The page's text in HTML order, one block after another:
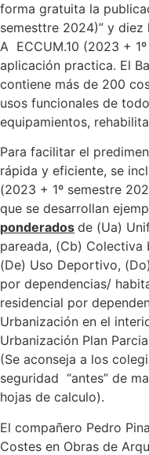
forma gratuita la
semesttre 2024)” y diez
A ECCUM.10 (2023 +
aplicación practica. El
contiene más de 200
usos funcionales de
equipamientos,
Para facilitar el
rápida y eficiente, se
(2023 + 1º semestre
que se desarrollan
ponderados de (Ua)
pareada, (Cb) Colectiva
(De) Uso Deportivo,
por dependencias/
residencial por
Urbanización en el
Urbanización Plan
(Se aconseja a los
seguridad “antes” de
hojas de calculo).
El compañero Pedro
Costes en Obras de